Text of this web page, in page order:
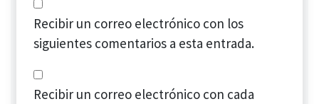
Recibir un correo electrónico con los
siguientes comentarios a esta entrada.
Recibir un correo electrónico con cada